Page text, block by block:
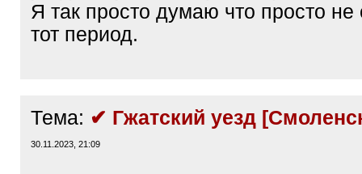
Я так просто думаю что просто не
тот период.
Тема: ✔ Гжатский уезд
30.11.2023, 21:09